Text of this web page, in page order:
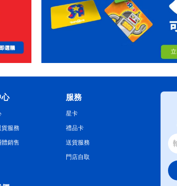
貨服務
銷售
服務
星卡
禮品卡
送貨服務
門店自取